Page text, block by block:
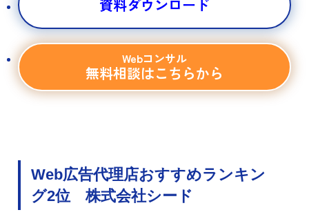
資料ダウンロード
Webコンサル
無料相談はこちらから
Web広告代理店おすすめランキン
グ2位 株式会社シード